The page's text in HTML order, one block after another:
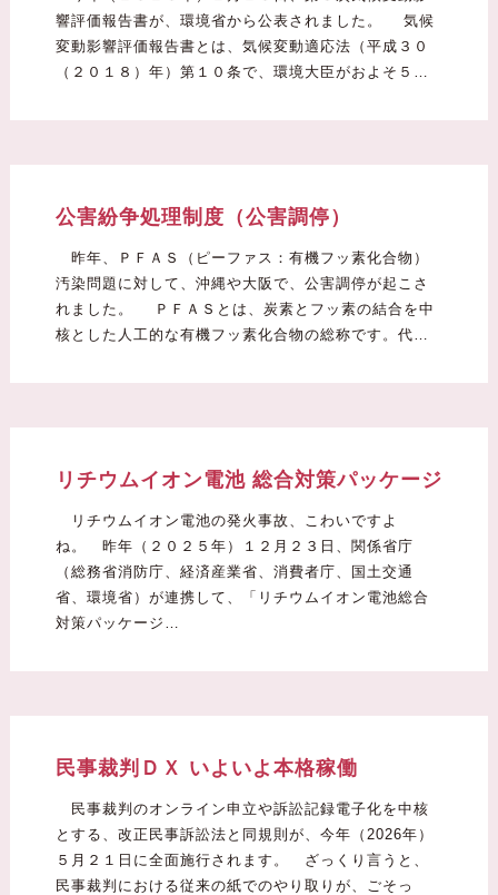
響評価報告書が、環境省から公表されました。 気候
変動影響評価報告書とは、気候変動適応法（平成３０
（２０１８）年）第１０条で、環境大臣がおよそ５…
公害紛争処理制度（公害調停）
昨年、ＰＦＡＳ（ピーファス：有機フッ素化合物）
汚染問題に対して、沖縄や大阪で、公害調停が起こさ
れました。 ＰＦＡＳとは、炭素とフッ素の結合を中
核とした人工的な有機フッ素化合物の総称です。代…
リチウムイオン電池 総合対策パッケージ
リチウムイオン電池の発火事故、こわいですよ
ね。 昨年（２０２５年）１２月２３日、関係省庁
（総務省消防庁、経済産業省、消費者庁、国土交通
省、環境省）が連携して、「リチウムイオン電池総合
対策パッケージ…
民事裁判ＤＸ いよいよ本格稼働
民事裁判のオンライン申立や訴訟記録電子化を中核
とする、改正民事訴訟法と同規則が、今年（2026年）
５月２１日に全面施行されます。 ざっくり言うと、
民事裁判における従来の紙でのやり取りが、ごそっ